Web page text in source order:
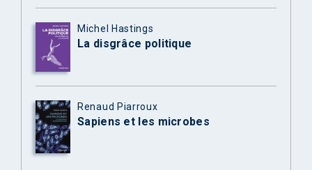
Michel Hastings
La disgrâce politique
Renaud Piarroux
Sapiens et les microbes